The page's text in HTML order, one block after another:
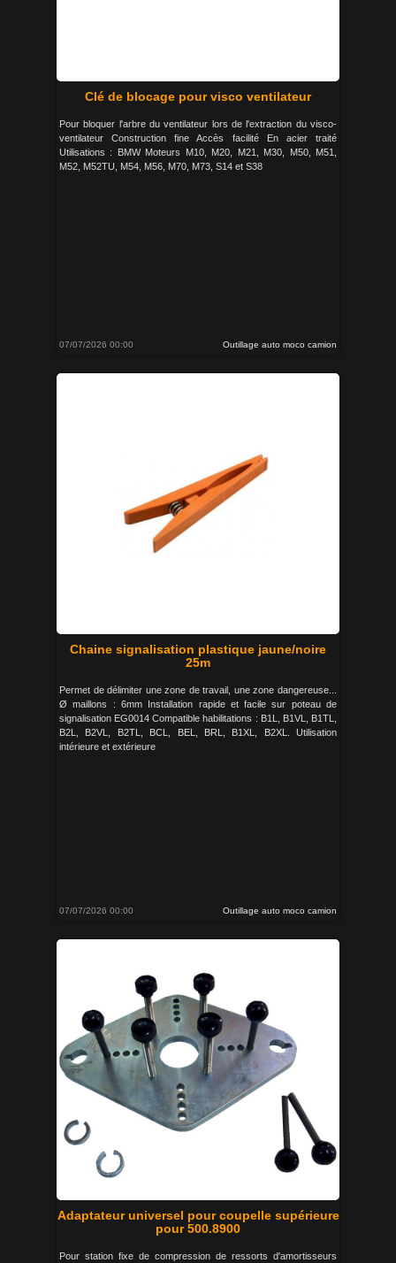
Clé de blocage pour visco ventilateur
Pour bloquer l'arbre du ventilateur lors de l'extraction du visco-
ventilateur Construction fine Accès facilité En acier traité
Utilisations : BMW Moteurs M10, M20, M21, M30, M50, M51,
M52, M52TU, M54, M56, M70, M73, S14 et S38
07/07/2026 00:00 Outillage auto moco camion
Chaine signalisation plastique jaune/noire
25m
Permet de délimiter une zone de travail, une zone dangereuse...
Ø maillons : 6mm Installation rapide et facile sur poteau de
signalisation EG0014 Compatible habilitations : B1L, B1VL, B1TL,
B2L, B2VL, B2TL, BCL, BEL, BRL, B1XL, B2XL. Utilisation
intérieure et extérieure
07/07/2026 00:00 Outillage auto moco camion
Adaptateur universel pour coupelle supérieure
pour 500.8900
Pour station fixe de compression de ressorts d'amortisseurs